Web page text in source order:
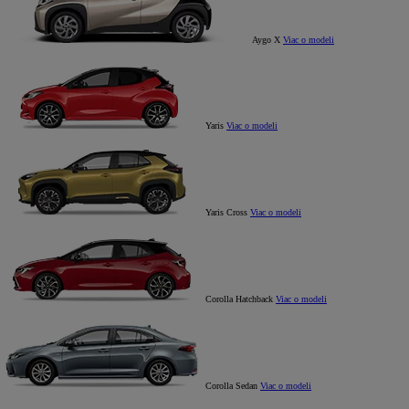
Aygo X Viac o modeli
Yaris Viac o modeli
Yaris Cross Viac o modeli
Corolla Hatchback Viac o modeli
Corolla Sedan Viac o modeli